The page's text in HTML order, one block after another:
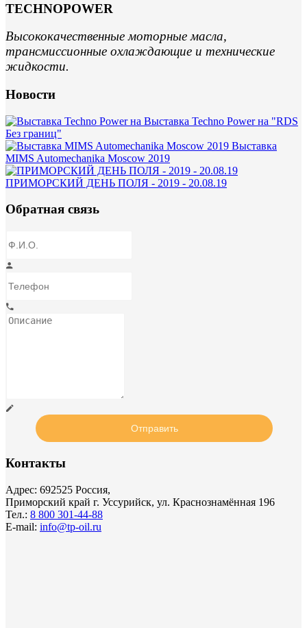
TECHNOPOWER
Высококачественные моторные масла,
трансмиссионные охлаждающие и технические
жидкости.
Новости
Выставка Techno Power на "RDS
Без границ"
Выставка
MIMS Automechanika Moscow 2019
ПРИМОРСКИЙ ДЕНЬ ПОЛЯ - 2019 - 20.08.19
Обратная связь
Контакты
Адрес: 692525 Россия,
Приморский край г. Уссурийск, ул. Краснознамённая 196
Тел.: 8 800 301-44-88
E-mail: info@tp-oil.ru